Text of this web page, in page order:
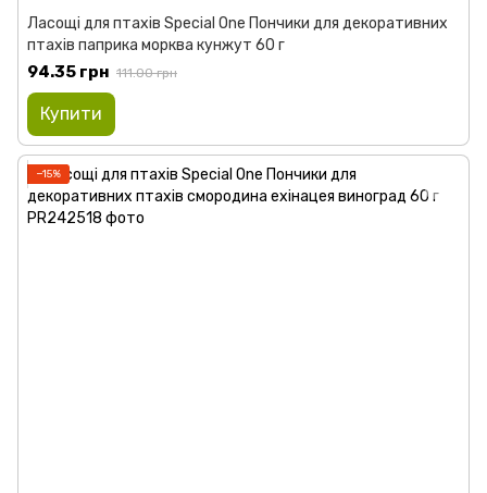
Ласощі для птахів Special One Пончики для декоративних
птахів паприка морква кунжут 60 г
94.35 грн 111.00 грн
Купити
−15%